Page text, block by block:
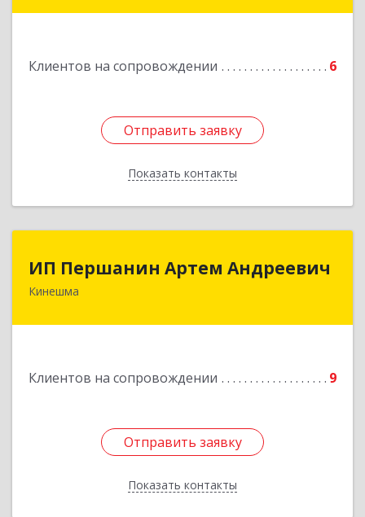
Клиентов на сопровождении 6
Отправить заявку
Показать контакты
Подробнее
Отправить заявку
Назад
ИП Першанин Артем Андреевич
Кинешма
Клиентов на сопровождении 9
Отправить заявку
Показать контакты
Отправить заявку
Назад